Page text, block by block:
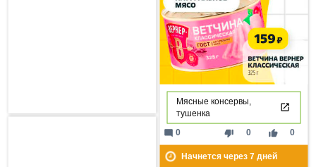
Мясные консервы,
тушенка
thumb_down 0 thumb_up 0
mode_comment 0
Начнется через 7дней